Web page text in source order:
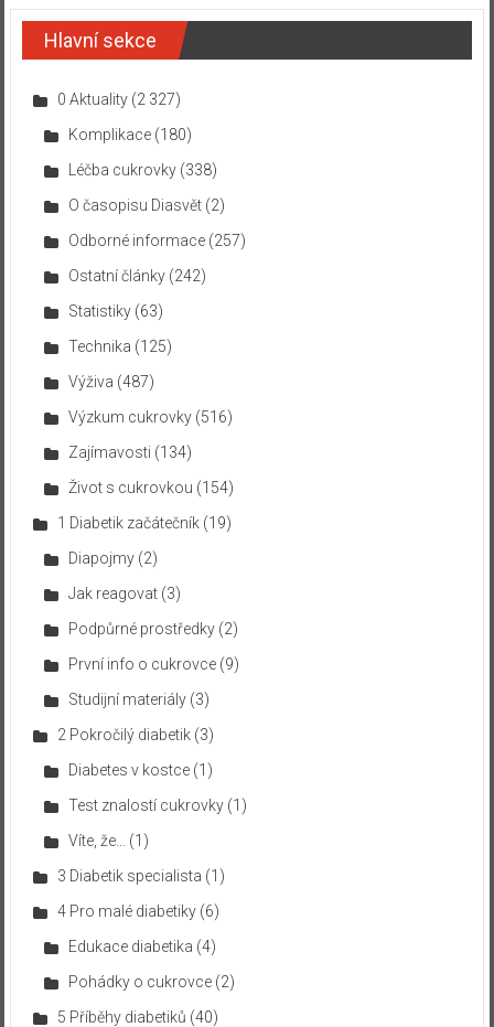
Hlavní sekce
0 Aktuality(2 327)
Komplikace(180)
Léčba cukrovky(338)
O časopisu Diasvět(2)
Odborné informace(257)
Ostatní články(242)
Statistiky(63)
Technika (125)
Výživa (487)
Výzkum cukrovky(516)
Zajímavosti (134)
Život s cukrovkou (154)
1 Diabetik začátečník(19)
Diapojmy(2)
Jak reagovat(3)
Podpůrné prostředky(2)
První info o cukrovce(9)
Studijní materiály(3)
2 Pokročilý diabetik(3)
Diabetes v kostce(1)
Test znalostí cukrovky(1)
Víte, že…
(1)
3 Diabetik specialista (1)
4 Pro malé diabetiky(6)
Edukace diabetika (4)
Pohádky o cukrovce(2)
5 Příběhy diabetiků (40)